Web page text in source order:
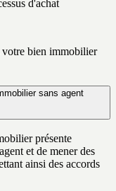
d'achat
votre bien immobilier
sans agent
présente
et de mener des
ainsi des accords